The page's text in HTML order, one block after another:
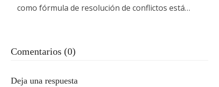
como fórmula de resolución de conflictos está…
Comentarios (0)
Deja una respuesta